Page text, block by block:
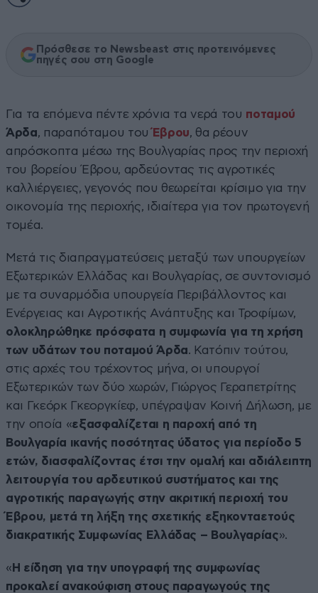
Πρόσθεσε το Newsbeast στις προτεινόμενες
πηγές σου στη Google
Για τα επόμενα πέντε χρόνια τα νερά του ποταμού
Άρδα, παραπόταμου τουΈβρου, θα ρέουν
απρόσκοπτα μέσω της Βουλγαρίας προς την περιοχή
του βορείου Έβρου, αρδεύοντας τις αγροτικές
καλλιέργειες, γεγονός που θεωρείται κρίσιμο για την
οικονομία της περιοχής, ιδιαίτερα για τον πρωτογενή
τομέα.
Μετά τις διαπραγματεύσεις μεταξύ των υπουργείων
Εξωτερικών Ελλάδας και Βουλγαρίας, σε συντονισμό
με τα συναρμόδια υπουργεία Περιβάλλοντος και
Ενέργειας και Αγροτικής Ανάπτυξης και Τροφίμων,
ολοκληρώθηκε πρόσφατα η συμφωνία για τη χρήση
των υδάτων του ποταμού Άρδα. Κατόπιν τούτου,
στις αρχές του τρέχοντος μήνα, οι υπουργοί
Εξωτερικών των δύο χωρών, Γιώργος Γεραπετρίτης
και Γκεόρκ Γκεοργκίεφ, υπέγραψαν Κοινή Δήλωση, με
την οποία «εξασφαλίζεται η παροχή από τη
Βουλγαρία ικανής ποσότητας ύδατος για περίοδο 5
ετών, διασφαλίζοντας έτσι την ομαλή και αδιάλειπτη
λειτουργία του αρδευτικού συστήματος και της
αγροτικής παραγωγής στην ακριτική περιοχή του
Έβρου, μετά τη λήξη της σχετικής εξηκονταετούς
διακρατικής Συμφωνίας Ελλάδας – Βουλγαρίας».
« Η είδηση για την υπογραφή της συμφωνίας
προκαλεί ανακούφιση στους παραγωγούς της